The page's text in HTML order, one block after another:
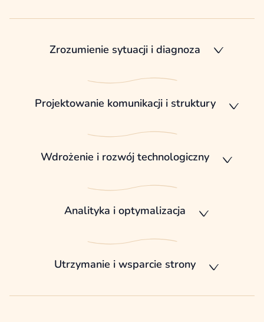
Zrozumienie sytuacji i diagnoza
Projektowanie komunikacji i struktury
Wdrożenie i rozwój technologiczny
Analityka i optymalizacja
Utrzymanie i wsparcie strony